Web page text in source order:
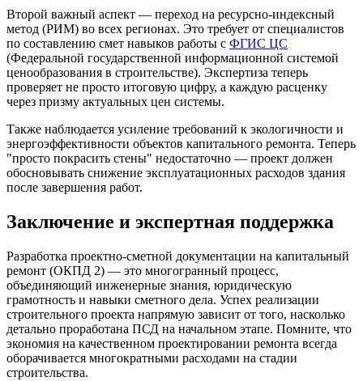
Второй важный аспект — переход на ресурсно-индексный
метод (РИМ) во всех регионах. Это требует от специалистов
по составлению смет навыков работы с ФГИС ЦС
(Федеральной государственной информационной системой
ценообразования в строительстве). Экспертиза теперь
проверяет не просто итоговую цифру, а каждую расценку
через призму актуальных цен системы.
Также наблюдается усиление требований к экологичности и
энергоэффективности объектов капитального ремонта. Теперь
"просто покрасить стены" недостаточно — проект должен
обосновывать снижение эксплуатационных расходов здания
после завершения работ.
Заключение и экспертная поддержка
Разработка проектно-сметной документации на капитальный
ремонт (ОКПД 2) — это многогранный процесс,
объединяющий инженерные знания, юридическую
грамотность и навыки сметного дела. Успех реализации
строительного проекта напрямую зависит от того, насколько
детально проработана ПСД на начальном этапе. Помните, что
экономия на качественном проектировании ремонта всегда
оборачивается многократными расходами на стадии
строительства.